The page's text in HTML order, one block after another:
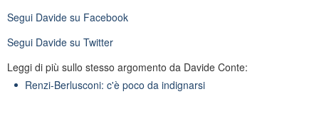
Segui Davide su Facebook
Segui Davide su Twitter
Leggi di più sullo stesso argomento da Davide Conte:
Renzi-Berlusconi: c'è poco da indignarsi